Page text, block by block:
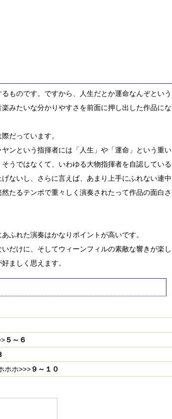
ものです。ですから、人生だとか運命なんぞという
みたいな分かりやすさを前面に押し出した作品にな
だっています。
ンという指揮者には「人生」や「運命」という重い
うではなくて、いわゆる大物指揮者を自認している
ないし、さらに言えば、あまり上手にふれない連中
たるテンポで重々しく演奏されたって作品の面白さ
ふれた演奏はかなりポイントが高いです。
だけに、そしてウィーンフィルの素敵な響きが楽し
ましく思えます。
５～６
ホホ>>>９～１０